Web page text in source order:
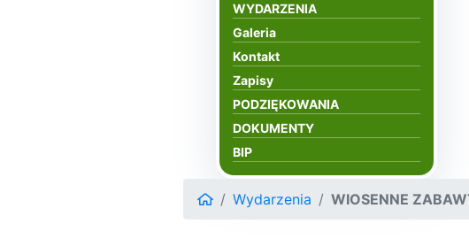
WYDARZENIA
Galeria
Kontakt
Zapisy
PODZIĘKOWANIA
DOKUMENTY
BIP
Wydarzenia WIOSENNE